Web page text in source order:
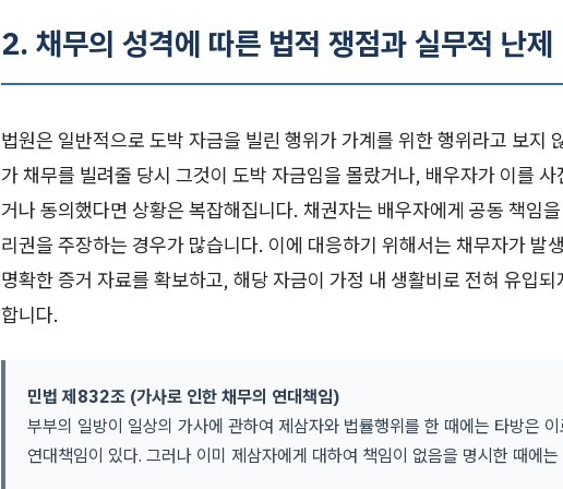
2. 채무의 성격에 따른 법적 쟁점과 실무적 난제
법원은 일반적으로 도박 자금을 빌린 행위가 가계를 위한 행위라고 보지
가 채무를 빌려줄 당시 그것이 도박 자금임을 몰랐거나, 배우자가 이를
거나 동의했다면 상황은 복잡해집니다. 채권자는 배우자에게 공동 책임
리권을 주장하는 경우가 많습니다. 이에 대응하기 위해서는 채무자가 발
명확한 증거 자료를 확보하고, 해당 자금이 가정 내 생활비로 전혀 유입
합니다.
민법 제832조 (가사로 인한 채무의 연대책임)
부부의 일방이 일상의 가사에 관하여 제삼자와 법률행위를 한 때에는 타방은
연대책임이 있다. 그러나 이미 제삼자에게 대하여 책임이 없음을 명시한 때에